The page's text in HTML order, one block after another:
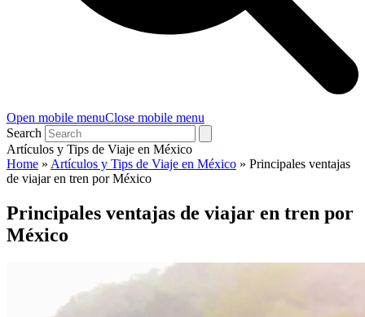
Open mobile menuClose mobile menu
Search
Artículos y Tips de Viaje en México
Home » Artículos y Tips de Viaje en México » Principales ventajas
de viajar en tren por México
Principales ventajas de viajar en tren por
México